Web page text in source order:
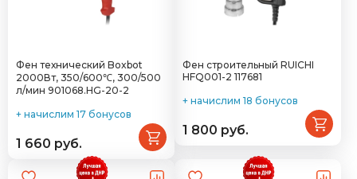
Фен технический Boxbot
2000Вт, 350/600℃, 300/500
л/мин 901068.HG-20-2
+ начислим 17 бонусов
1 660 руб.
Фен строительный RUICHI
HFQ001-2 117681
+ начислим 18 бонусов
1 800 руб.